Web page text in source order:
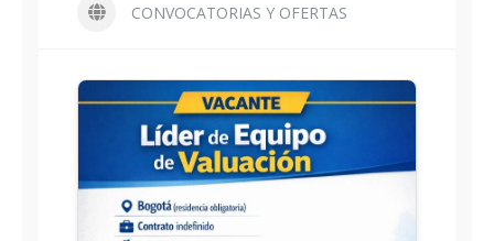
CONVOCATORIAS Y OFERTAS